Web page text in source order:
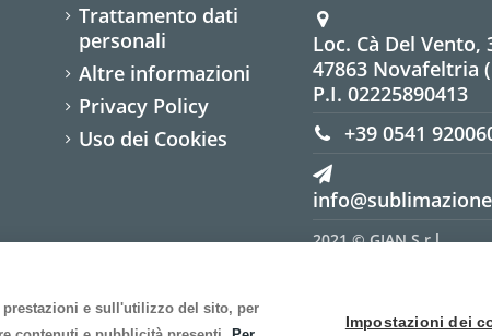
e sull'utilizzo del sito, per
Impostazioni dei
Trattamento dati
personali
Altre informazioni
Privacy Policy
Uso dei Cookies
Loc. Cà Del Vento,
47863 Novafeltria
P.I. 02225890413
+39 0541
2021 © GIAN S.r.l.